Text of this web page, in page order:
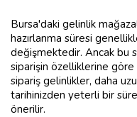
Bursa'daki gelinlik
hazırlanma süresi
değişmektedir. Ancak bu
siparişin özelliklerine
sipariş gelinlikler, daha
tarihinizden yeterli bir
önerilir.